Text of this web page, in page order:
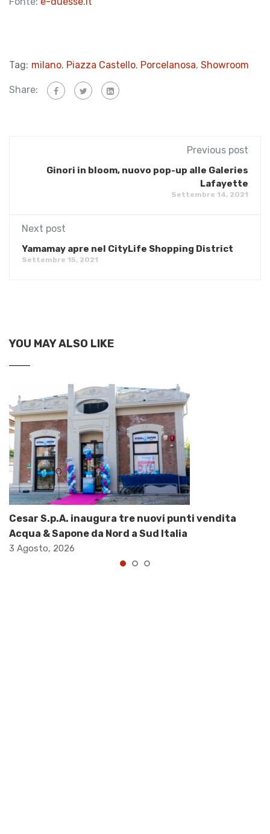
Tag: milano, Piazza Castello, Porcelanosa, Showroom
Share:
Previous post
Ginori in bloom, nuovo pop-up alle Galeries
Lafayette
Settembre 14, 2021
Next post
Yamamay apre nel CityLife Shopping District
Settembre 15, 2021
YOU MAY ALSO LIKE
Cesar S.p.A. inaugura tre nuovi punti vendita
Acqua & Sapone da Nord a Sud Italia
3 Agosto, 2026